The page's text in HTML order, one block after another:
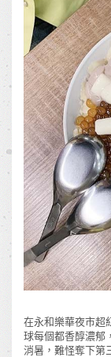
在永和樂華夜市超
球每個都香醇濃郁
消暑，難怪奪下第